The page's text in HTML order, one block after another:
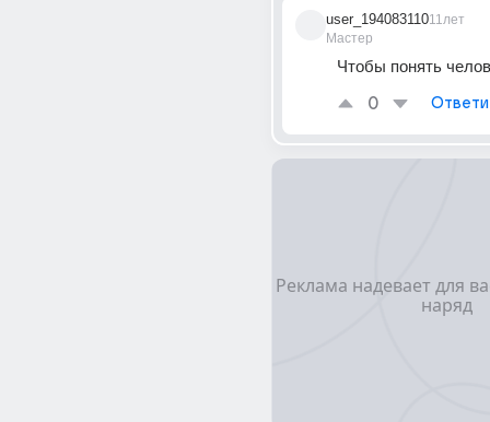
user_194083110
Мастер
11лет
Чтобы понять
0